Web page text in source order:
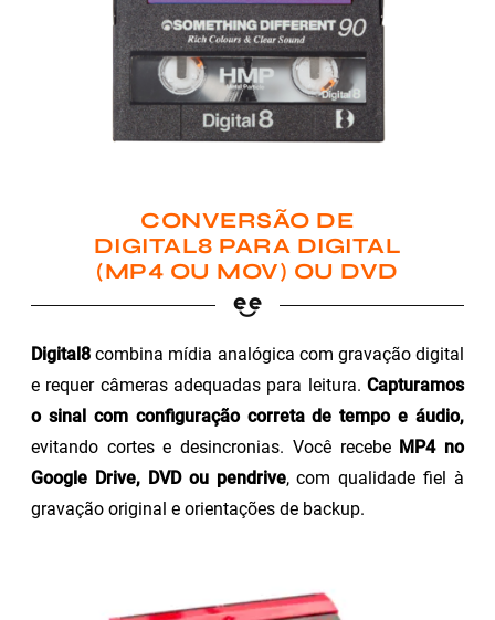
CONVERSÃO DE
DIGITAL8 PARA DIGITAL
(MP4 OU MOV) OU DVD
Digital8 combina mídia analógica com gravação digital
e requer câmeras adequadas para leitura. Capturamos
o sinal com configuração correta de tempo e áudio,
evitando cortes e desincronias. Você recebe MP4 no
Google Drive, DVD ou pendrive, com qualidade fiel à
gravação original e orientações de backup.